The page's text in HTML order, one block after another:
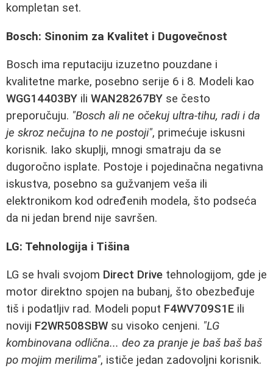
kompletan set.
Bosch: Sinonim za Kvalitet i Dugovečnost
Bosch ima reputaciju izuzetno pouzdane i
kvalitetne marke, posebno serije 6 i 8. Modeli kao
WGG14403BY ili WAN28267BY se često
preporučuju. "Bosch ali ne očekuj ultra-tihu, radi i da
je skroz nečujna to ne postoji", primećuje iskusni
korisnik. Iako skuplji, mnogi smatraju da se
dugoročno isplate. Postoje i pojedinačna negativna
iskustva, posebno sa gužvanjem veša ili
elektronikom kod određenih modela, što podseća
da ni jedan brend nije savršen.
LG: Tehnologija i Tišina
LG se hvali svojom Direct Drive tehnologijom, gde je
motor direktno spojen na bubanj, što obezbeđuje
tiš i podatljiv rad. Modeli poput F4WV709S1E ili
noviji F2WR508SBW su visoko cenjeni. "LG
kombinovana odlična... deo za pranje je baš baš baš
po mojim merilima", ističe jedan zadovoljni korisnik.